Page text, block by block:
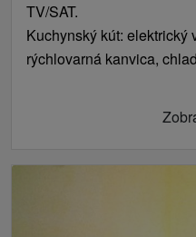
TV/SAT.
Kuchynský kút: elektrický
rýchlovarná kanvica,